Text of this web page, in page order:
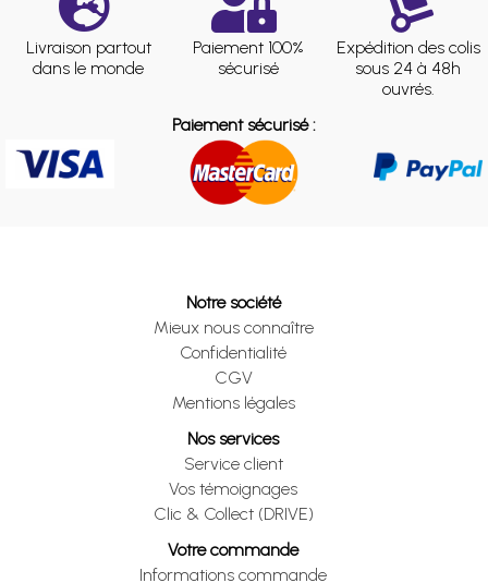
Livraison partout
dans le monde
Paiement 100%
sécurisé
Expédition des colis
sous 24 à 48h
ouvrés.
Paiement sécurisé :
Notre société
Mieux nous connaître
Confidentialité
CGV
Mentions légales
Nos services
Service client
Vos témoignages
Clic & Collect (DRIVE)
Votre commande
Informations commande